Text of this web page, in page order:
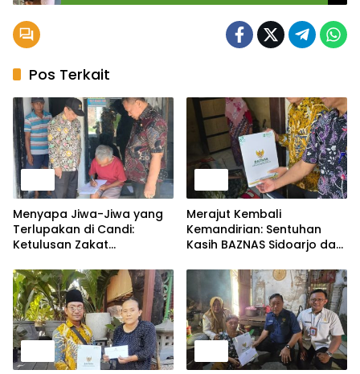
Jantung Sidoarjo
Pos Terkait
Menyapa Jiwa-Jiwa yang
Terlupakan di Candi:
Ketulusan Zakat
Sebatang Kara dan Warga
Sakit Menahun
Merajut Kembali
Kemandirian: Sentuhan
Kasih BAZNAS Sidoarjo dan
Harapan Baru Lewat
Mobilitas yang Merdeka